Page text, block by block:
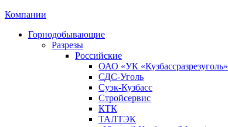
Компании
Горнодобывающие
Разрезы
Российские
ОАО «УК «Кузбассразрезуголь»
СДС-Уголь
Суэк-Кузбасс
Стройсервис
КТК
ТАЛТЭК